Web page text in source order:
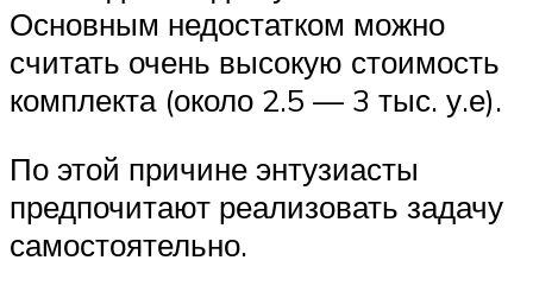
Основным недостатком можно
считать очень высокую стоимость
комплекта (около 2.5 — 3 тыс. у.е).
По этой причине энтузиасты
предпочитают реализовать задачу
самостоятельно.